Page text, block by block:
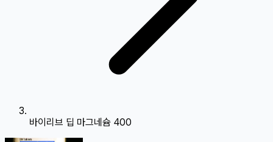
바이리브 딥 마그네슘 400